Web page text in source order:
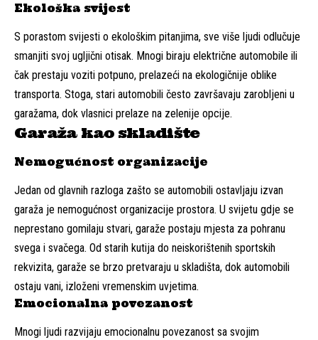
Ekološka svijest
S porastom svijesti o ekološkim pitanjima, sve više ljudi odlučuje
smanjiti svoj ugljični otisak. Mnogi biraju električne automobile ili
čak prestaju voziti potpuno, prelazeći na ekologičnije oblike
transporta. Stoga, stari automobili često završavaju zarobljeni u
garažama, dok vlasnici prelaze na zelenije opcije.
Garaža kao skladište
Nemogućnost organizacije
Jedan od glavnih razloga zašto se automobili ostavljaju izvan
garaža je nemogućnost organizacije prostora. U svijetu gdje se
neprestano gomilaju stvari, garaže postaju mjesta za pohranu
svega i svačega. Od starih kutija do neiskorištenih sportskih
rekvizita, garaže se brzo pretvaraju u skladišta, dok automobili
ostaju vani, izloženi vremenskim uvjetima.
Emocionalna povezanost
Mnogi ljudi razvijaju emocionalnu povezanost sa svojim